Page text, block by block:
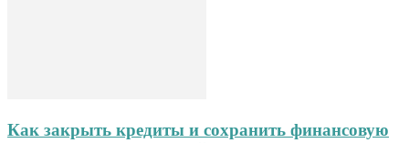
Как закрыть кредиты и сохранить финансовую